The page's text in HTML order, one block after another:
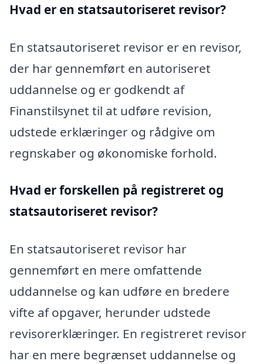
Hvad er en statsautoriseret revisor?
En statsautoriseret revisor er en revisor,
der har gennemført en autoriseret
uddannelse og er godkendt af
Finanstilsynet til at udføre revision,
udstede erklæringer og rådgive om
regnskaber og økonomiske forhold.
Hvad er forskellen på registreret og
statsautoriseret revisor?
En statsautoriseret revisor har
gennemført en mere omfattende
uddannelse og kan udføre en bredere
vifte af opgaver, herunder udstede
revisorerklæringer. En registreret revisor
har en mere begrænset uddannelse og